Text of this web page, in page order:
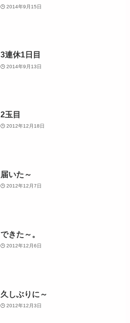
2014年9月15日
3連休1日目
2014年9月13日
2玉目
2012年12月18日
届いた～
2012年12月7日
できた～。
2012年12月6日
久しぶりに～
2012年12月3日